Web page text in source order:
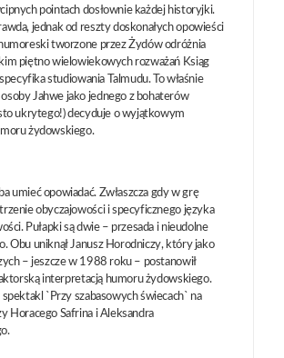
pointach dosłownie każdej historyjki.
jednak od reszty doskonałych opowieści
tworzone przez Żydów odróżnia
piętno wielowiekowych rozważań Ksiąg
studiowania Talmudu. To właśnie
Jahwe jako jednego z bohaterów
ukrytego!) decyduje o wyjątkowym
żydowskiego.
umieć opowiadać. Zwłaszcza gdy w grę
obyczajowości i specyficznego języka
Pułapki są dwie – przesada i nieudolne
Obu uniknął Janusz Horodniczy, który jako
– jeszcze w 1988 roku – postanowił
interpretacją humoru żydowskiego.
`Przy szabasowych świecach` na
Horacego Safrina i Aleksandra